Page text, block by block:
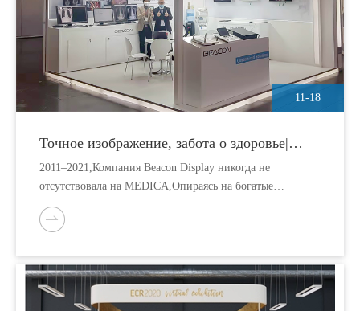
11-18
Точное изображение, забота о здоровье|
Компания Beacon Display продвигается
вперед на выставке MEDICA 2021
2011–2021,Компания Beacon Display никогда не
отсутствовала на MEDICA,Опираясь на богатые
профессиональные знания в этой
области,международная бизнес-команда успешно